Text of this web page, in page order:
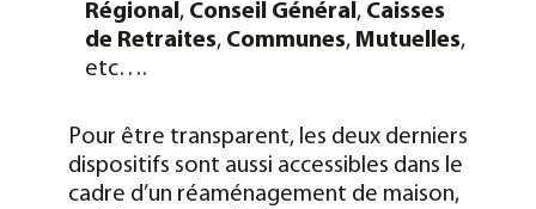
Régional , Conseil Général , Caisses
de Retraites, Communes, Mutuelles,
etc….
Pour être transparent, les deux derniers
dispositifs sont aussi accessibles dans le
cadre d’un réaménagement de maison,